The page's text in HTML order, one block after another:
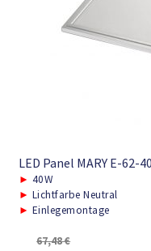
LED Panel MARY E-62-
► 40W
► Lichtfarbe Neutral
► Einlegemontage
67,48€